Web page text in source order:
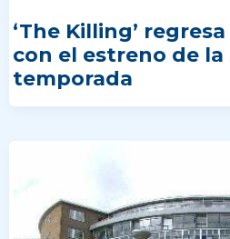
‘The Killing’
con el estreno de
temporada